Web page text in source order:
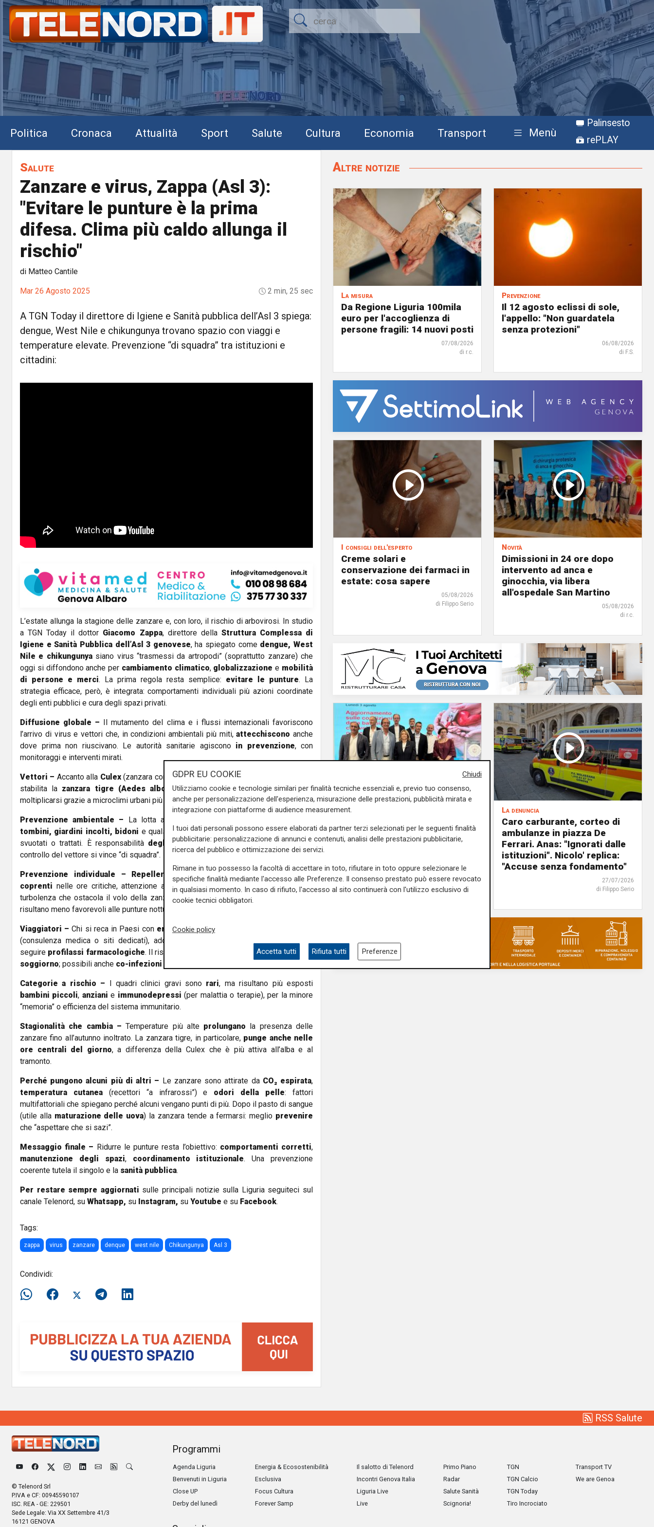
Politica Cronaca Attualità Sport Salute Cultura Economia Transport Menù
Palinsesto
rePLAY
Salute
Zanzare e virus, Zappa (Asl 3):
"Evitare le punture è la prima
difesa. Clima più caldo allunga il
rischio"
di Matteo Cantile
Mar 26 Agosto 2025 2 min, 25 sec
A TGN Today il direttore di Igiene e Sanità pubblica dell’Asl 3 spiega:
dengue, West Nile e chikungunya trovano spazio con viaggi e
temperature elevate. Prevenzione “di squadra” tra istituzioni e
cittadini:
L’estate allunga la stagione delle zanzare e, con loro, il rischio di arbovirosi. In studio
a TGN Today il dottor Giacomo Zappa, direttore della Struttura Complessa di
Igiene e Sanità Pubblica dell’Asl 3 genovese, ha spiegato come dengue, West
Nile e chikungunyasiano virus “trasmessi da artropodi” (soprattutto zanzare) che
oggi si diffondono anche per cambiamento climatico, globalizzazione e mobilità
di persone e merci. La prima regola resta semplice: evitare le punture. La
strategia efficace, però, è integrata: comportamenti individuali più azioni coordinate
degli enti pubblici e cura degli spazi privati.
Diffusione globale – Il mutamento del clima e i flussi internazionali favoriscono
l’arrivo di virus e vettori che, in condizioni ambientali più miti,attecchiscono anche
dove prima non riuscivano. Le autorità sanitarie agiscono in prevenzione, con
monitoraggi e interventi mirati.
Vettori – Accanto alla Culex(zanzara comune, storicamente presente in Liguria) si è
stabilita la zanzara tigre (Aedes albopictus), arrivata di recente e capace di
moltiplicarsi grazie a microclimi urbani più caldi e umidi.
Prevenzione ambientale – La lotta ai ristagni d’acqua è decisiva:
tombini, giardini incolti, bidoni e qualsiasi contenitore che trattenga acqua vanno
svuotati o trattati. È responsabilità degli entima anchedei cittadini, perché il
controllo del vettore si vince “di squadra”.
Prevenzione individuale – Repellenti cutanei , zanzariere ,
abiti chiari e
coprenti nelle ore critiche, attenzione all’umidità domestica. Un ventilatorecrea
turbolenza che ostacola il volo della zanzara; ambientimeno umidi
risultano meno favorevoli alle punture notturne.
Viaggiatori – Chi si reca in Paesi con endemìadeveinformarsi prima di partire
(consulenza medica o siti dedicati), adottare misure anti-puntura e, ove indicato,
seguire profilassi farmacologiche. Il rischio varia stagioneedurata del
soggiorno; possibili anche co-infezioni
Categorie a rischio – I quadri clinici gravi sono rari, ma risultano più esposti
bambini piccoli, anziani e immunodepressi (per malattia o terapie), per la minore
“memoria” o efficienza del sistema immunitario.
Stagionalità che cambia – Temperature più alte prolungano la presenza delle
zanzare fino all’autunno inoltrato. La zanzara tigre, in particolare, punge anche nelle
ore centrali del giorno, a differenza della Culex che è più attiva all’alba e al
tramonto.
Perché pungono alcuni più di altri – Le zanzare sono attirate da CO₂ espirata,
temperatura cutanea(recettori “a infrarossi”) e odori della pelle: fattori
multifattoriali che spiegano perché alcuni vengano punti di più. Dopo il pasto di sangue
(utile alla maturazione delle uova) la zanzara tende a fermarsi: meglio prevenire
che “aspettare che si sazi”.
Messaggio finale – Ridurre le punture resta l’obiettivo: comportamenti corretti,
manutenzione degli spazi, coordinamento istituzionale. Una prevenzione
coerente tutela il singolo e la sanità pubblica.
Per restare sempre aggiornati sulle principali notizie sulla Liguria seguiteci sul
canale Telenord, su Whatsapp, su Instagram, su Youtube e su Facebook.
Tags:
zappa virus zanzare denque west nile Chikungunya Asl 3
Condividi:
Altre notizie
La misura
Da Regione Liguria 100mila
euro per l'accoglienza di
persone fragili: 14 nuovi posti
07/08/2026
di r.c.
Prevenzione
Il 12 agosto eclissi di sole,
l'appello: "Non guardatela
senza protezioni"
06/08/2026
di F.S.
I consigli dell'esperto
Creme solari e
conservazione dei farmaci in
estate: cosa sapere
05/08/2026
di Filippo Serio
Novità
Dimissioni in 24 ore dopo
intervento ad anca e
ginocchia, via libera
all'ospedale San Martino
05/08/2026
di r.c.
Il miracolo
pericolo la bimba ricoverata
al Gaslini: "Nessun danno
03/08/2026
di Filippo Serio
La denuncia
Caro carburante, corteo di
ambulanze in piazza De
Ferrari. Anas: "Ignorati dalle
istituzioni". Nicolo' replica:
"Accuse senza fondamento"
27/07/2026
di Filippo Serio
RSS Salute
© Telenord Srl
P.IVA e CF: 00945590107
ISC. REA - GE: 229501
Sede Legale: Via XX Settembre 41/3
16121 GENOVA
Programmi
Agenda Liguria
Benvenuti in Liguria
Close UP
Derby del lunedì
Energia & Ecosostenibilità
Esclusiva
Focus Cultura
Forever Samp
Il salotto di Telenord
Incontri Genova Italia
Liguria Live
Live
Primo Piano
Radar
Salute Sanità
Scignoria!
TGN
TGN Calcio
TGN Today
Tiro Incrociato
Transport TV
We are Genoa
Chiudi
GDPR EU COOKIE
Utilizziamo cookie e tecnologie similari per finalità tecniche essenziali e, previo tuo consenso,
anche per personalizzazione dell'esperienza, misurazione delle prestazioni, pubblicità mirata e
integrazione con piattaforme di audience measurement.
I tuoi dati personali possono essere elaborati da partner terzi selezionati per le seguenti finalità
pubblicitarie: personalizzazione di annunci e contenuti, analisi delle prestazioni pubblicitarie,
ricerca del pubblico e ottimizzazione dei servizi.
Rimane in tuo possesso la facoltà di accettare in toto, rifiutare in toto oppure selezionare le
specifiche finalità mediante l'accesso alle Preferenze. Il consenso prestato può essere revocato
in qualsiasi momento. In caso di rifiuto, l'accesso al sito continuerà con l'utilizzo esclusivo di
cookie tecnici obbligatori.
Cookie policy
Accetta tutti Rifiuta tutti Preferenze